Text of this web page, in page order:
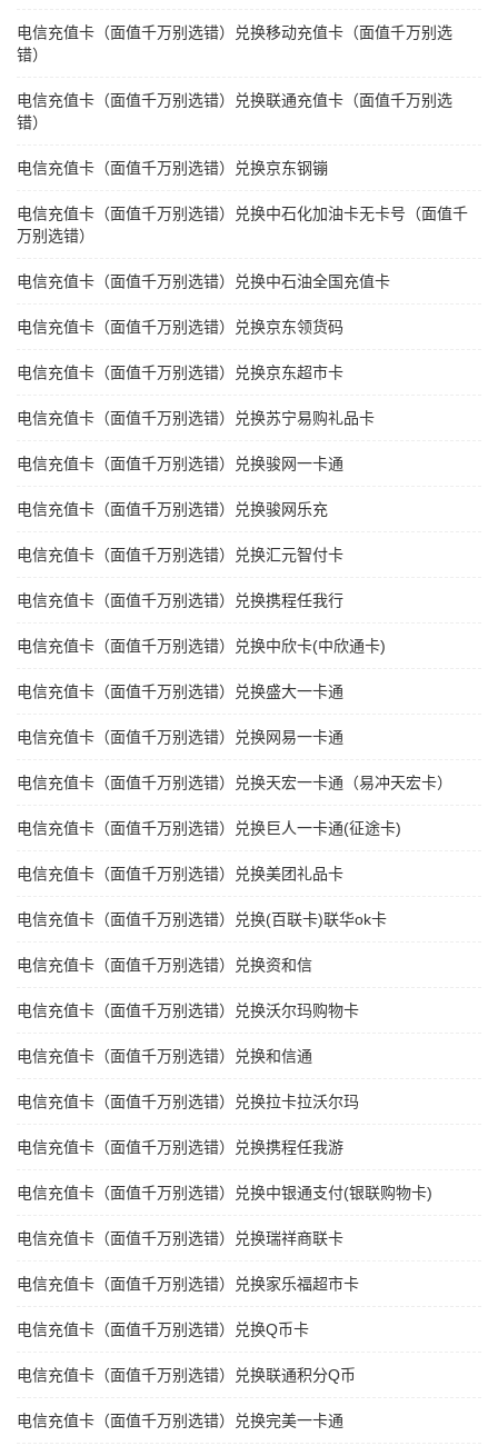
电信充值卡（面值千万别选错）兑换移动充值卡（面值千万别选
错）
电信充值卡（面值千万别选错）兑换联通充值卡（面值千万别选
错）
电信充值卡（面值千万别选错）兑换京东钢镚
电信充值卡（面值千万别选错）兑换中石化加油卡无卡号（面值千
万别选错）
电信充值卡（面值千万别选错）兑换中石油全国充值卡
电信充值卡（面值千万别选错）兑换京东领货码
电信充值卡（面值千万别选错）兑换京东超市卡
电信充值卡（面值千万别选错）兑换苏宁易购礼品卡
电信充值卡（面值千万别选错）兑换骏网一卡通
电信充值卡（面值千万别选错）兑换骏网乐充
电信充值卡（面值千万别选错）兑换汇元智付卡
电信充值卡（面值千万别选错）兑换携程任我行
电信充值卡（面值千万别选错）兑换中欣卡(中欣通卡)
电信充值卡（面值千万别选错）兑换盛大一卡通
电信充值卡（面值千万别选错）兑换网易一卡通
电信充值卡（面值千万别选错）兑换天宏一卡通（易冲天宏卡）
电信充值卡（面值千万别选错）兑换巨人一卡通(征途卡)
电信充值卡（面值千万别选错）兑换美团礼品卡
电信充值卡（面值千万别选错）兑换(百联卡)联华ok卡
电信充值卡（面值千万别选错）兑换资和信
电信充值卡（面值千万别选错）兑换沃尔玛购物卡
电信充值卡（面值千万别选错）兑换和信通
电信充值卡（面值千万别选错）兑换拉卡拉沃尔玛
电信充值卡（面值千万别选错）兑换携程任我游
电信充值卡（面值千万别选错）兑换中银通支付(银联购物卡)
电信充值卡（面值千万别选错）兑换瑞祥商联卡
电信充值卡（面值千万别选错）兑换家乐福超市卡
电信充值卡（面值千万别选错）兑换Q币卡
电信充值卡（面值千万别选错）兑换联通积分Q币
电信充值卡（面值千万别选错）兑换完美一卡通